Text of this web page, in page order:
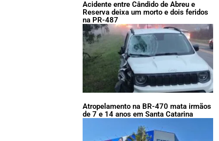
Acidente entre Cândido de Abreu e
Reserva deixa um morto e dois feridos
na PR-487
Atropelamento na BR-470 mata irmãos
de 7 e 14 anos em Santa Catarina